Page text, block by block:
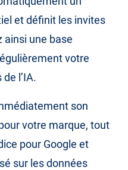
et définit les invites
ainsi une base
votre
l’IA.
son
votre marque, tout
pour Google et
sur les données